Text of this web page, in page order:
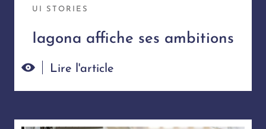
UI STORIES
Iagona affiche ses ambitions
Lire l'article